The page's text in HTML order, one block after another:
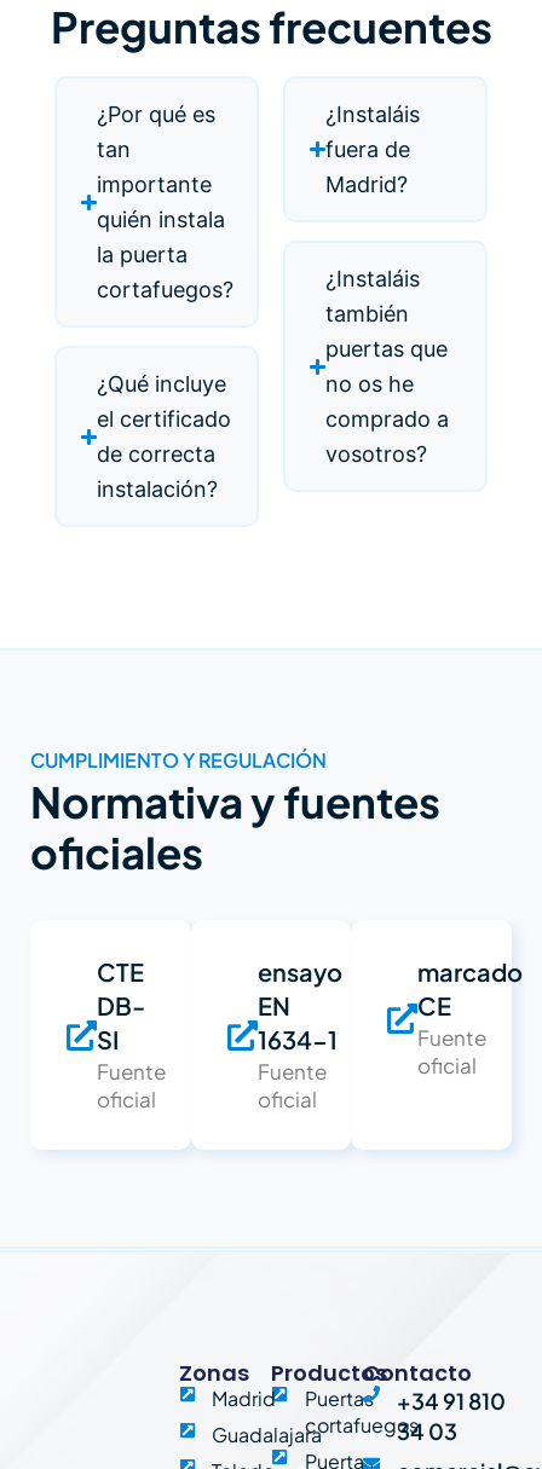
Preguntas frecuentes
¿Por qué es
tan
importante
quién instala
la puerta
cortafuegos?
¿Qué incluye
el certificado
de correcta
instalación?
¿Instaláis
fuera de
Madrid?
¿Instaláis
también
puertas que
no os he
comprado a
vosotros?
CUMPLIMIENTO Y REGULACIÓN
Normativa y fuentes
oficiales
CTE
DB-
SI
Fuente
oficial
ensayo
EN
1634-1
Fuente
oficial
marcado
CE
Fuente
oficial
Productos
Puertas
cortafuegos
Puertas
Zonas
Madrid
Guadalajara
Contacto
+34 91 810
34 03